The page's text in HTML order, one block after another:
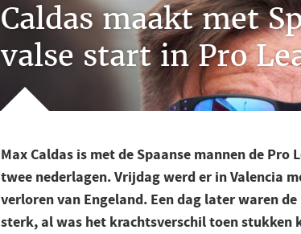
Caldas maakt met
valse start in Pro
Max Caldas is met de Spaanse mannen de Pro
twee nederlagen. Vrijdag werd er in Valencia
verloren van Engeland. Een dag later waren
sterk, al was het krachtsverschil toen stukken